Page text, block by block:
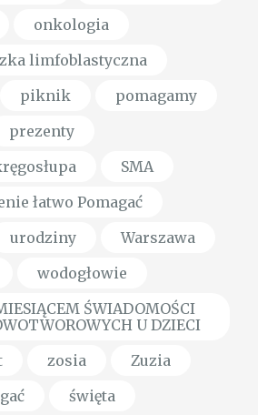
onkologia
limfoblastyczna
piknik
pomagamy
prezenty
SMA
łatwo Pomagać
urodziny
Warszawa
wodogłowie
ŚWIADOMOŚCI
U DZIECI
zosia
Zuzia
święta